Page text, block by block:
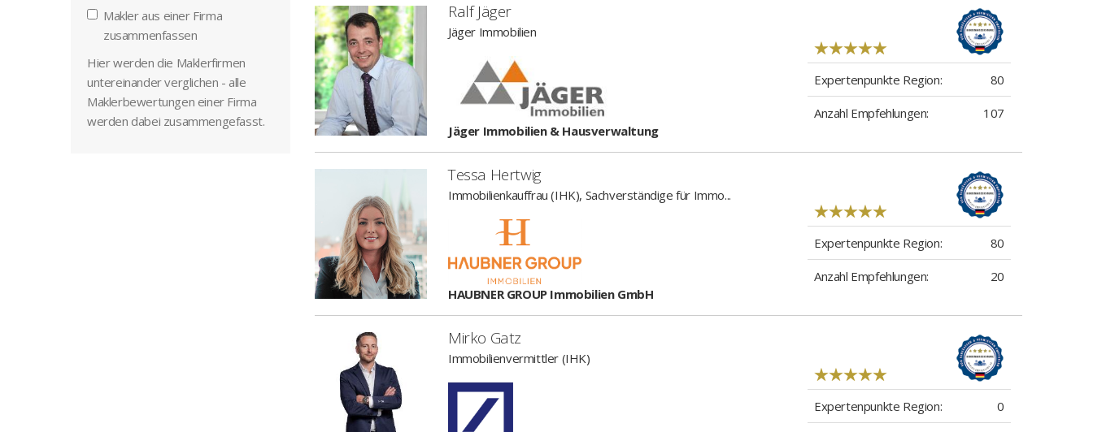
Makler aus einer Firma
zusammenfassen
Hier werden die Maklerfirmen
untereinander verglichen - alle
Maklerbewertungen einer Firma
werden dabei zusammengefasst.
Ralf Jäger
Jäger Immobilien
Jäger Immobilien & Hausverwaltung
Expertenpunkte Region: 80
Anzahl Empfehlungen: 107
Tessa Hertwig
Immobilienkauffrau (IHK), Sachverständige für Immo...
HAUBNER GROUP Immobilien GmbH
Expertenpunkte Region: 80
Anzahl Empfehlungen: 20
Mirko Gatz
Immobilienvermittler (IHK)
Expertenpunkte Region: 0